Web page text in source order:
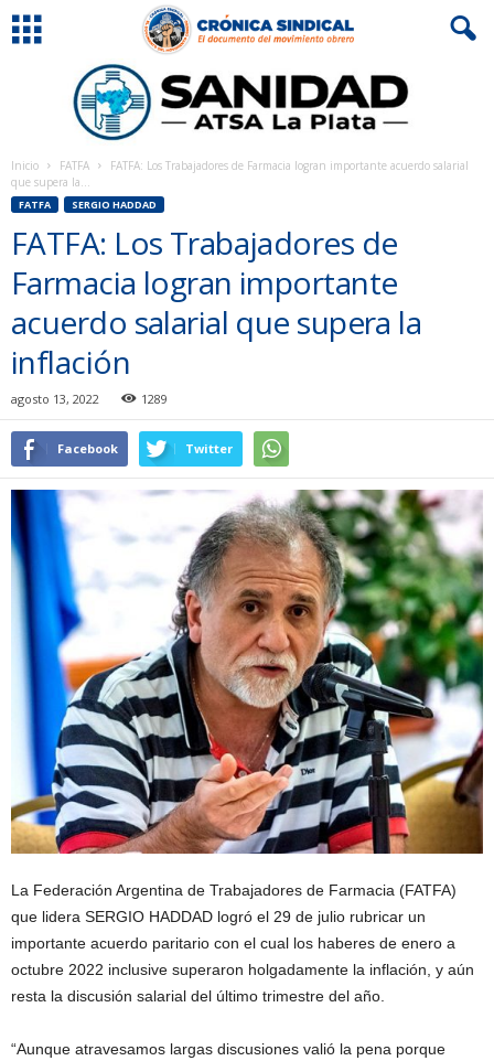
Inicio FATFA
FATFA: Los Trabajadores de Farmacia logran importante acuerdo salarial
que supera la...
FATFA SERGIO HADDAD
FATFA: Los Trabajadores de
Farmacia logran importante
acuerdo salarial que supera la
inflación
agosto 13, 2022 1289
Facebook Twitter
La Federación Argentina de Trabajadores de Farmacia (FATFA)
que lidera SERGIO HADDAD logró el 29 de julio rubricar un
importante acuerdo paritario con el cual los haberes de enero a
octubre 2022 inclusive superaron holgadamente la inflación, y aún
resta la discusión salarial del último trimestre del año.
“Aunque atravesamos largas discusiones valió la pena porque